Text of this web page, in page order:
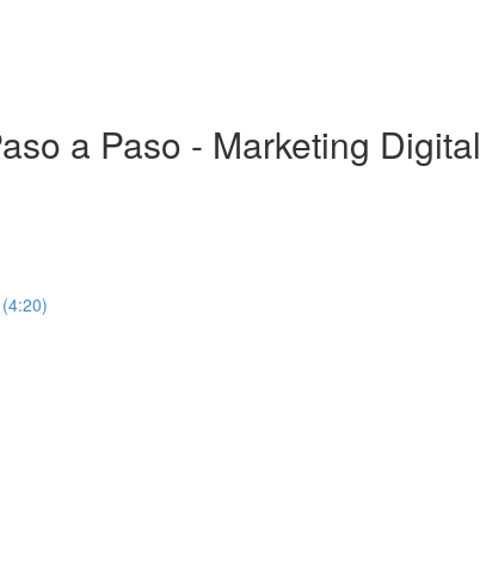
a Paso - Marketing Digital